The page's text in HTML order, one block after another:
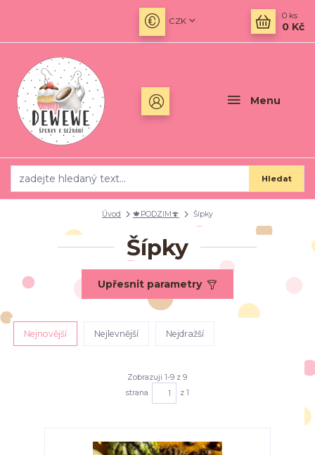
Menu
CZK
Hledat
0 ks
0 Kč
Úvod 🍁PODZIM🍄 Šípky
Šípky
Upřesnit parametry
Nejnovější Nejlevnější Nejdražší
Zobrazuji 1-9 z 9
strana
z 1